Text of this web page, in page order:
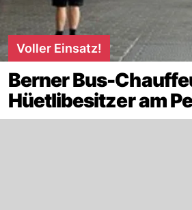
Voller Einsatz!
Berner Bus-
Hüetlibesitzer am